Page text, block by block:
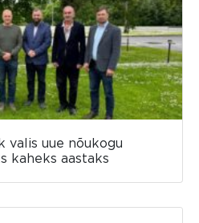
valis uue nõukogu
kaheks aastaks